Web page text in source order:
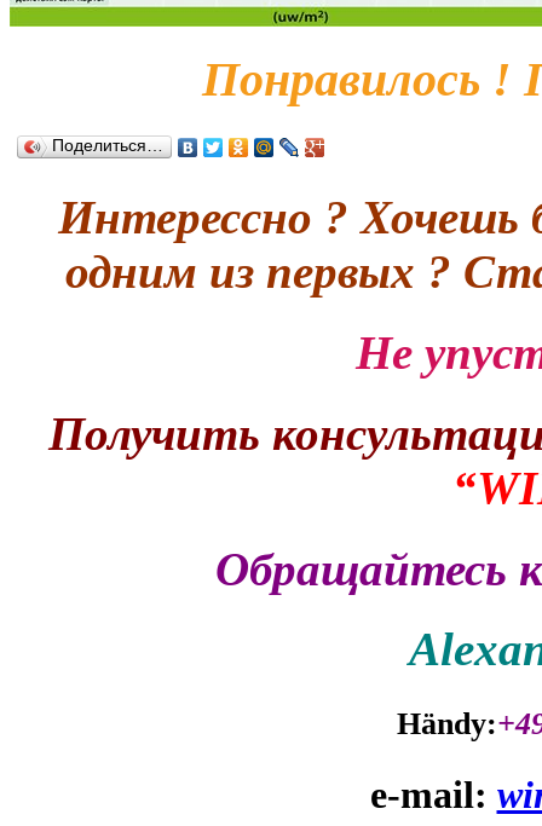
Понравилось !
Поделиться…
Интерессно ? Хочешь
одним из первых ?
Не
Получить
Обращайтесь
Händy:
e-mail: